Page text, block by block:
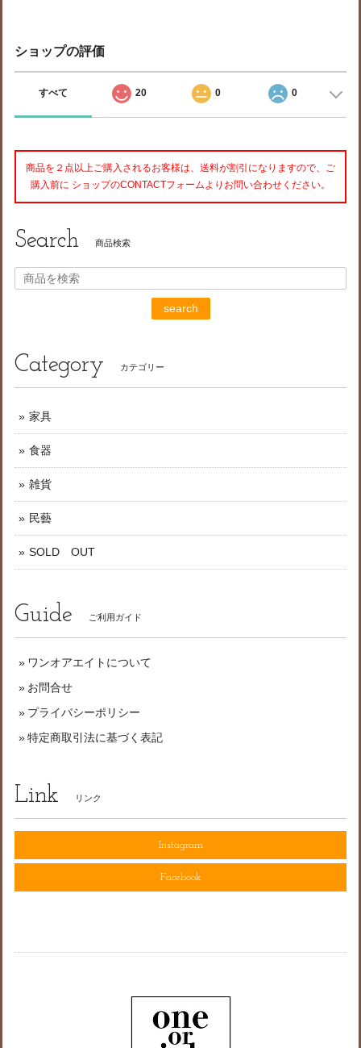
ショップの評価
すべて 20 0 0
商品を２点以上ご購入されるお客様は、送料が割引になりますので、ご
購入前に ショップのCONTACTフォームよりお問い合わせください。
Search 商品検索
search
Category カテゴリー
家具
食器
雑貨
民藝
SOLD OUT
Guide ご利用ガイド
ワンオアエイトについて
お問合せ
プライバシーポリシー
特定商取引法に基づく表記
Link リンク
Instagram
Facebook